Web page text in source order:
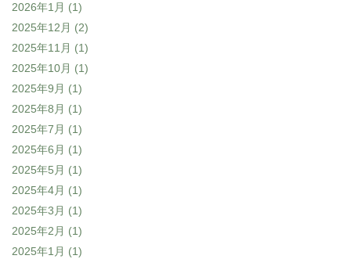
2026年1月 (1)
2025年12月 (2)
2025年11月 (1)
2025年10月 (1)
2025年9月 (1)
2025年8月 (1)
2025年7月 (1)
2025年6月 (1)
2025年5月 (1)
2025年4月 (1)
2025年3月 (1)
2025年2月 (1)
2025年1月 (1)